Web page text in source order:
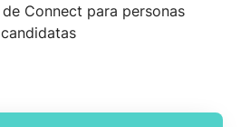
Connect para personas
candidatas